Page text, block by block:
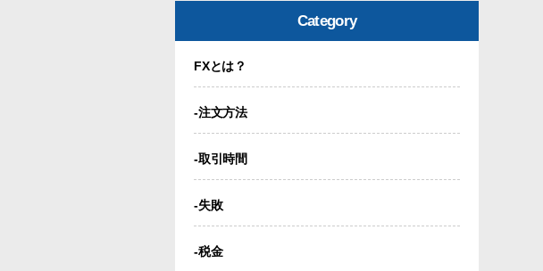
Category
FXとは？
-注文方法
-取引時間
-失敗
-税金